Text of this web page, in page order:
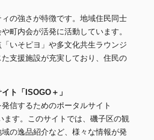
の強さが特徴です。地域住民同士
町内会が活発に活動しています。
いそピヨ」や多文化共生ラウンジ
支援施設が充実しており、住民の
ト「ISOGO＋」
信するためのポータルサイト
ます。このサイトでは、磯子区の観
の逸品紹介など、様々な情報が発